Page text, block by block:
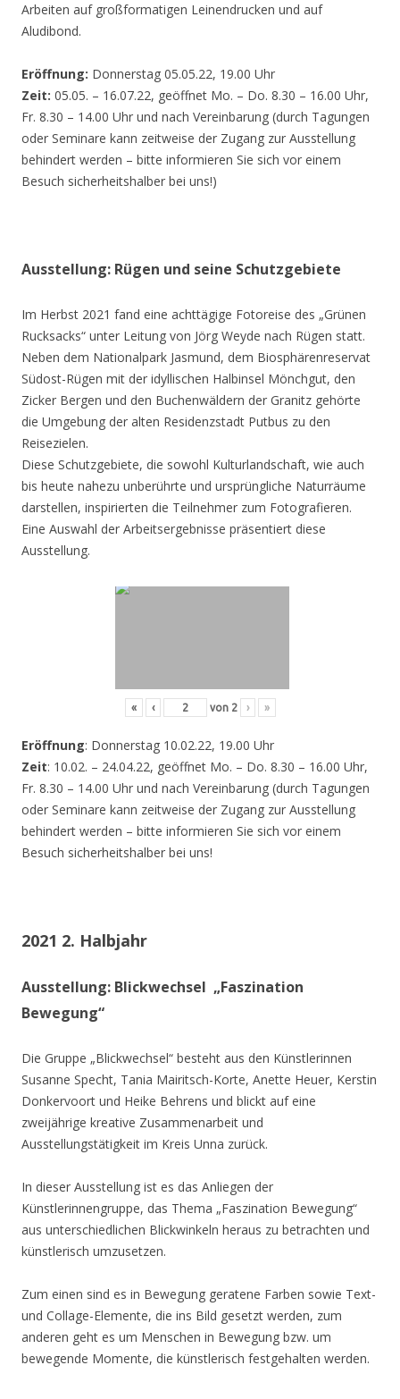
Arbeiten auf großformatigen Leinendrucken und auf
Aludibond.
Eröffnung: Donnerstag 05.05.22, 19.00 Uhr
Zeit: 05.05. – 16.07.22, geöffnet Mo. – Do. 8.30 – 16.00 Uhr,
Fr. 8.30 – 14.00 Uhr und nach Vereinbarung (durch Tagungen
oder Seminare kann zeitweise der Zugang zur Ausstellung
behindert werden – bitte informieren Sie sich vor einem
Besuch sicherheitshalber bei uns!)
Ausstellung: Rügen und seine Schutzgebiete
Im Herbst 2021 fand eine achttägige Fotoreise des „Grünen
Rucksacks“ unter Leitung von Jörg Weyde nach Rügen statt.
Neben dem Nationalpark Jasmund, dem Biosphärenreservat
Südost-Rügen mit der idyllischen Halbinsel Mönchgut, den
Zicker Bergen und den Buchenwäldern der Granitz gehörte
die Umgebung der alten Residenzstadt Putbus zu den
Reisezielen.
Diese Schutzgebiete, die sowohl Kulturlandschaft, wie auch
bis heute nahezu unberührte und ursprüngliche Naturräume
darstellen, inspirierten die Teilnehmer zum Fotografieren.
Eine Auswahl der Arbeitsergebnisse präsentiert diese
Ausstellung.
« ‹ von 2 › »
Eröffnung: Donnerstag 10.02.22, 19.00 Uhr
Zeit: 10.02. – 24.04.22, geöffnet Mo. – Do. 8.30 – 16.00 Uhr,
Fr. 8.30 – 14.00 Uhr und nach Vereinbarung (durch Tagungen
oder Seminare kann zeitweise der Zugang zur Ausstellung
behindert werden – bitte informieren Sie sich vor einem
Besuch sicherheitshalber bei uns!
2021 2. Halbjahr
Ausstellung: Blickwechsel „Faszination
Bewegung“
Die Gruppe „Blickwechsel“ besteht aus den Künstlerinnen
Susanne Specht, Tania Mairitsch-Korte, Anette Heuer, Kerstin
Donkervoort und Heike Behrens und blickt auf eine
zweijährige kreative Zusammenarbeit und
Ausstellungstätigkeit im Kreis Unna zurück.
In dieser Ausstellung ist es das Anliegen der
Künstlerinnengruppe, das Thema „Faszination Bewegung“
aus unterschiedlichen Blickwinkeln heraus zu betrachten und
künstlerisch umzusetzen.
Zum einen sind es in Bewegung geratene Farben sowie Text-
und Collage-Elemente, die ins Bild gesetzt werden, zum
anderen geht es um Menschen in Bewegung bzw. um
bewegende Momente, die künstlerisch festgehalten werden.